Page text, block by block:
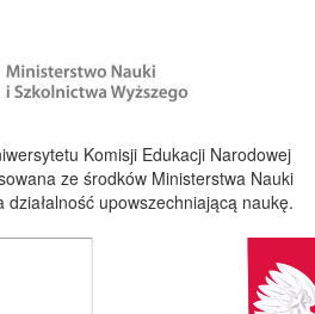
Komisji Edukacji Narodowej
ze środków Ministerstwa Nauki
upowszechniającą naukę.